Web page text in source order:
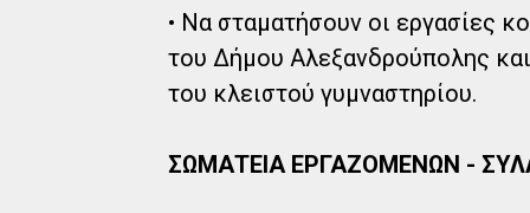
• Να σταματήσουν οι εργασίες
του Δήμου Αλεξανδρούπολης
του κλειστού γυμναστηρίου.
ΣΩΜΑΤΕΙΑ ΕΡΓΑΖΟΜΕΝΩΝ -